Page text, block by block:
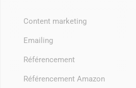
Content marketing
Emailing
Référencement
Référencement Amazon